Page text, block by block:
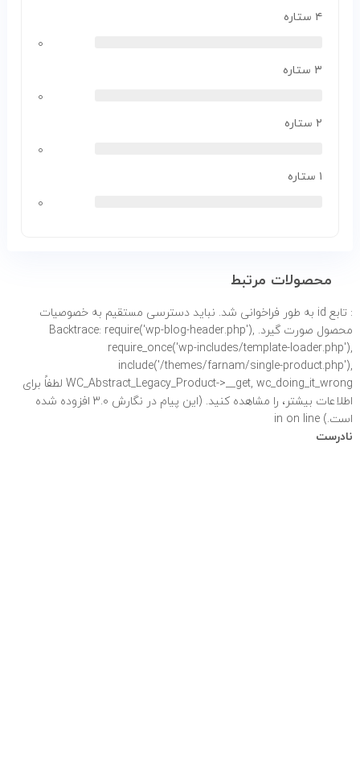
۴ ستاره
۰
۳ ستاره
۰
۲ ستاره
۰
۱ ستاره
۰
محصولات مرتبط
: تابع id به طور
فراخوانی شد. نباید دسترسی مستقیم به خصوصیات
محصول صورت گیرد. Backtrace: require('wp-blog-header.php'),
require_once('wp-includes/template-loader.php'),
include('/themes/farnam/single-product.php'),
WC_Abstract_Legacy_Product->__get, wc_doing_it_wrong لطفاً برای
اطلاعات بیشتر،
را مشاهده کنید. (این پیام در نگارش 3.0 افزوده شده
است.) in on line
نادرست